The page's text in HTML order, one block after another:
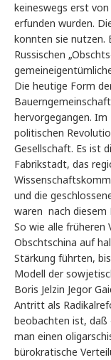
keineswegs erst
erfunden wurden.
konnten sie nutzen.
Russischen
Die heutige Form
hervorgegangen.
politischen
Gesellschaft. Es ist
Fabrikstadt, das
und die
waren nach diesem
So wie alle früheren
Obschtschina auf
Stärkung führten,
Modell der
Boris Jelzin Jegor
Antritt als
beobachten ist,
man einen
bürokratische